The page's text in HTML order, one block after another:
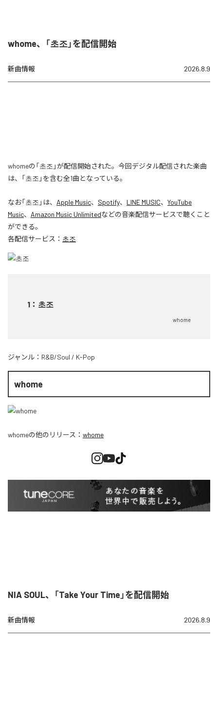
whome、「초조」を配信開始
新曲情報 2026.8.9
whomeの「초조」が配信開始された。今回デジタル配信された楽曲
は、「초조」を含む全1曲となっている。
なお「초조 」は、 Apple Music、 Spotify、 LINE MUSIC、 YouTube
Music、 Amazon Music Unlimitedなどの音楽配信サービスで聴くこと
ができる。
各配信サービス： 초조
1 ： 초조
whome
ジャンル： R&B/Soul / K-Pop
whome
whomeの他のリリース： whome
NIA SOUL、「Take Your Time」を配信開始
新曲情報 2026.8.9